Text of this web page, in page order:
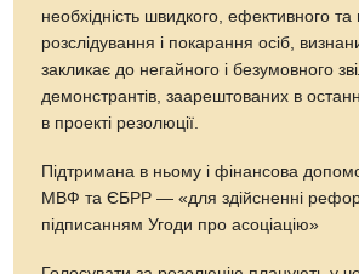
необхідність швидкого, ефективного
розслідування і покарання осіб,
закликає до негайного і безумовного
демонстрантів, заарештованих в
в проекті резолюції.
Підтримана в ньому і фінансова
МВФ та ЄБРР — «для здійсненні
підписанням Угоди про асоціацію»